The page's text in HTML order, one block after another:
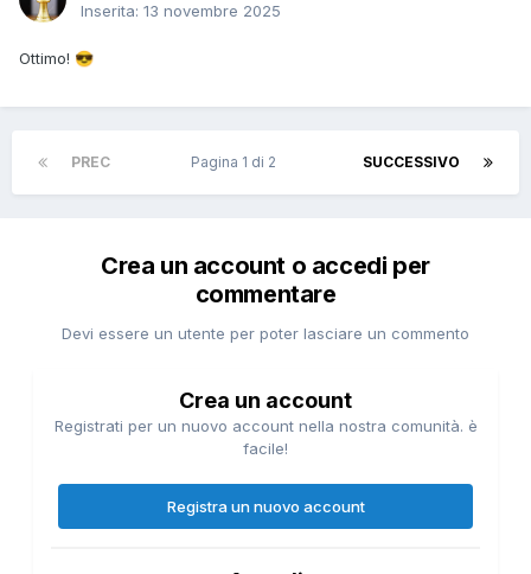
Inserita: 13 novembre 2025
Ottimo! 😎
PREC SUCCESSIVO
Pagina 1 di 2
Crea un account o accedi per
commentare
Devi essere un utente per poter lasciare un commento
Crea un account
Registrati per un nuovo account nella nostra comunità. è
facile!
Registra un nuovo account